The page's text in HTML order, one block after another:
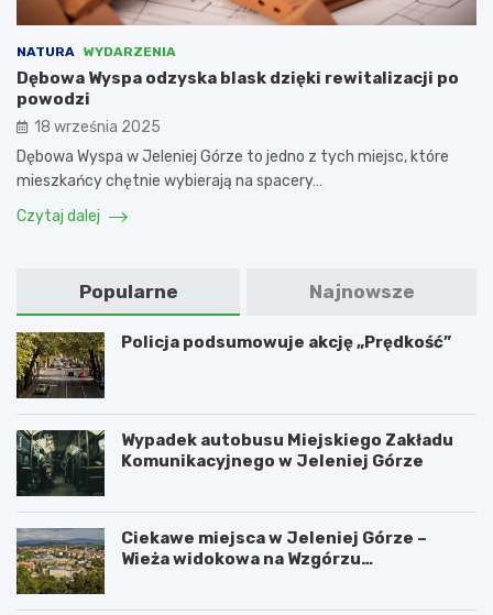
NATURA WYDARZENIA
Dębowa Wyspa odzyska blask dzięki rewitalizacji po
powodzi
18 września 2025
Dębowa Wyspa w Jeleniej Górze to jedno z tych miejsc, które
mieszkańcy chętnie wybierają na spacery…
Czytaj dalej
Popularne Najnowsze
Policja podsumowuje akcję „Prędkość”
Wypadek autobusu Miejskiego Zakładu
Komunikacyjnego w Jeleniej Górze
Ciekawe miejsca w Jeleniej Górze –
Wieża widokowa na Wzgórzu